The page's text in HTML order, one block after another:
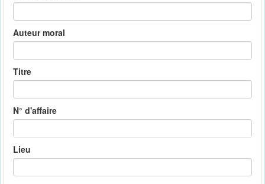
Auteur moral
Titre
N° d'affaire
Lieu